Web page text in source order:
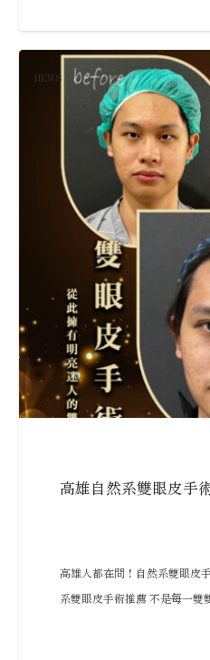
NEWS
高雄自然系雙眼皮手
高雄人都在問！自然系雙眼皮
系雙眼皮手術推薦 不是每一雙